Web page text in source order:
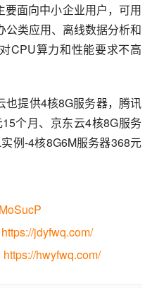
面向中小企业用户，可用
类应用、离线数据分析和
CPU算力和性能要求不高
也提供4核8G服务器，腾讯
个月、京东云4核8G服务
例-4核8G6M服务器368元
https://jdyfwq.com/
https://hwyfwq.com/